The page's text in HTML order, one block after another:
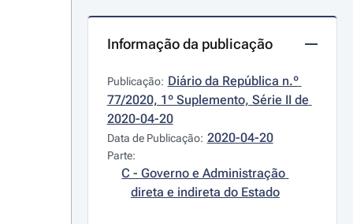
Informação da publicação
Publicação: Diário da República n.º
77/2020, 1º Suplemento, Série II de
2020-04-20
Data de Publicação: 2020-04-20
Parte:
C - Governo e Administração
direta e indireta do Estado